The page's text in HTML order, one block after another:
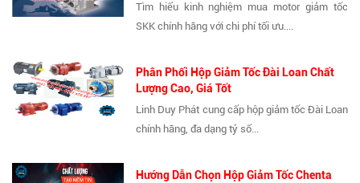
Tìm hiểu kinh nghiệm mua motor giảm tốc
SKK chính hãng với chi phí tối ưu....
Phân Phối Hộp Giảm Tốc Đài Loan Chất
Lượng Cao, Giá Tốt
Linh Duy Phát cung cấp hộp giảm tốc Đài Loan
chính hãng, đa dạng tỷ số...
Hướng Dẫn Chọn Hộp Giảm Tốc Chenta